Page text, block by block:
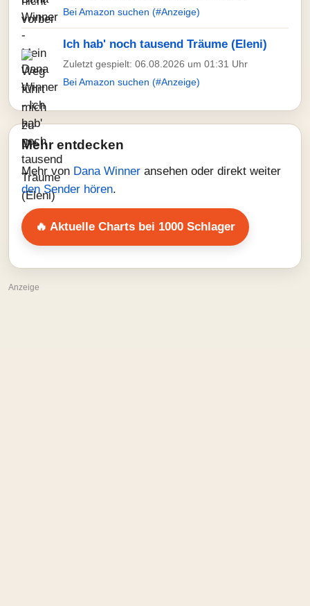
Bei Amazon suchen (#Anzeige)
Ich hab' noch tausend Träume (Eleni)
Zuletzt gespielt: 06.08.2026 um 01:31 Uhr
Bei Amazon suchen (#Anzeige)
Mehr entdecken
Mehr von Dana Winner ansehen oder direkt weiter
den Sender hören.
🔥 Aktuelle Charts bei 1000 Schlager
Anzeige